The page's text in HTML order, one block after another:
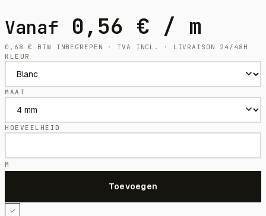
Vanaf 0,56 € / m
0,68€
BTW INBEGREPEN · TVA INCL. · LIVRAISON 24/48H
KLEUR
MAAT
HOEVEELHEID
M